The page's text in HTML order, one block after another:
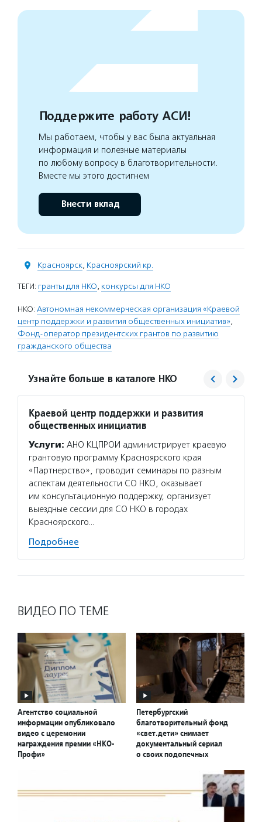
Поддержите работу АСИ!
Мы работаем, чтобы у вас была актуальная
информация и полезные материалы
по любому вопросу в благотворительности.
Вместе мы этого достигнем
Внести вклад
Красноярск, Красноярский кр.
ТЕГИ: гранты для НКО, конкурсы для НКО
НКО: Автономная некоммерческая организация «Краевой
центр поддержки и развития общественных инициатив»,
Фонд-оператор президентских грантов по развитию
гражданского общества
Узнайте больше в каталоге НКО
Краевой центр поддержки и развития
общественных инициатив
Услуги: АНО КЦПРОИ администрирует краевую
грантовую программу Красноярского края
«Партнерство», проводит семинары по разным
аспектам деятельности СО НКО, оказывает
им консультационную поддержку, организует
выездные сессии для СО НКО в городах
Красноярского…
Подробнее
ВИДЕО ПО ТЕМЕ
Агентство социальной
информации опубликовало
видео с церемонии
награждения премии «НКО-
Профи»
Петербургский
благотворительный фонд
«свет.дети» снимает
документальный сериал
о своих подопечных